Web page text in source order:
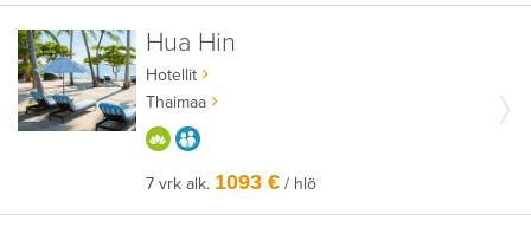
Hua Hin
Hotellit
Thaimaa
HYVÄÄN OLOON
7 vrk alk. 1093 € / hlö